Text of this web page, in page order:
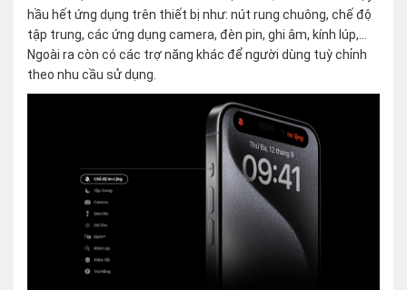
hầu hết ứng dụng trên thiết bị như: nút rung chuông, chế độ
tập trung, các ứng dụng camera, đèn pin, ghi âm, kính lúp,…
Ngoài ra còn có các trợ năng khác để người dùng tuỳ chỉnh
theo nhu cầu sử dụng.